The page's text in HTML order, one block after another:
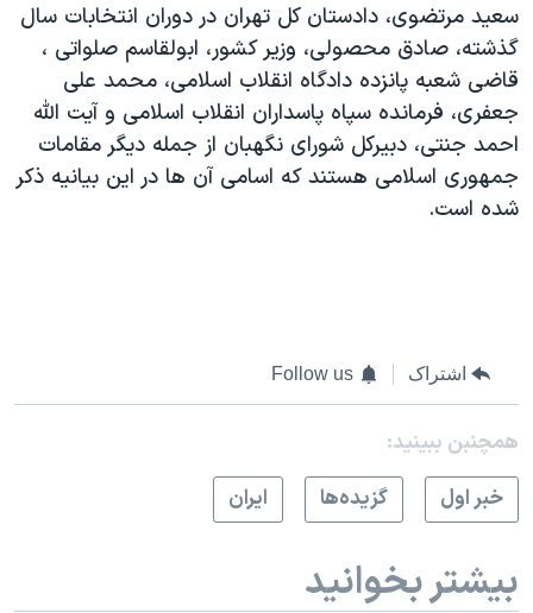
سعید مرتضوی، دادستان کل تهران در دوران انتخابات سال
گذشته، صادق محصولی، وزیر کشور، ابولقاسم صلواتی ،
قاضی شعبه پانزده دادگاه انقلاب اسلامی، محمد علی
جعفری، فرمانده سپاه پاسداران انقلاب اسلامی و آیت الله
احمد جنتی، دبیرکل شورای نگهبان از جمله دیگر مقامات
جمهوری اسلامی هستند که اسامی آن ها در این بیانیه ذکر
شده است.
اشتراک Follow us
همچنبن ببینید:
خبر اول
گزيده‌ها ايران
بیشتر بخوانید